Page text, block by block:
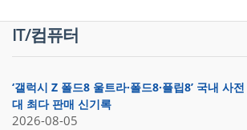
IT/컴퓨터
‘갤럭시 Z 폴드8 울트라·폴드8·플립8’ 국내 사
대 최다 판매 신기록
2026-08-05